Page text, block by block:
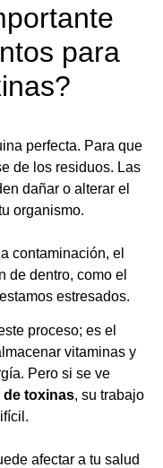
para
perfecta. Para que
de los residuos. Las
dañar o alterar el
organismo.
contaminación, el
de dentro, como el
estresados.
proceso; es el
vitaminas y
Pero si se ve
toxinas, su trabajo
afectar a tu salud